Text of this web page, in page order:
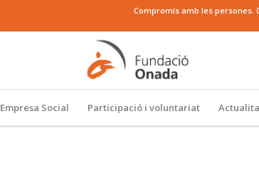
Compromís amb les
Empresa Social Participació i voluntariat